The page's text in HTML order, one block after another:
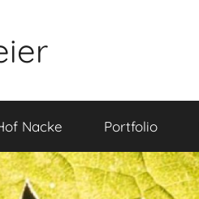
Nacke Portfolio